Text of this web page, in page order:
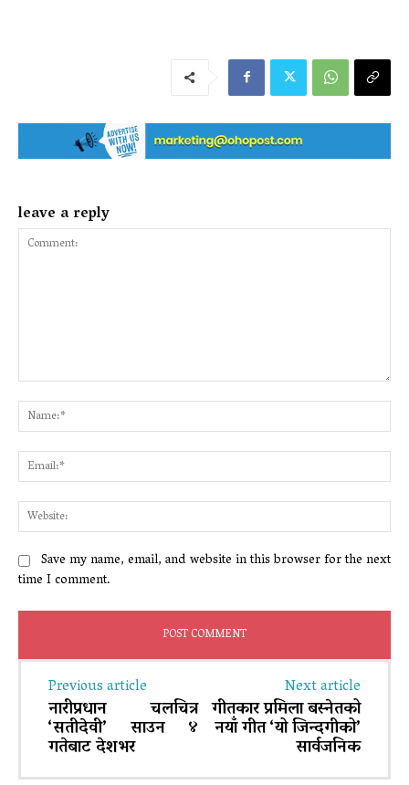
leave a reply
Save my name, email, and website in this browser for the next
time I comment.
Previous article
नारीप्रधान चलचित्र
‘सतीदेवी’ साउन ४
गतेबाट देशभर
Next article
गीतकार प्रमिला बस्नेतको
नयाँ गीत ‘यो जिन्दगीको’
सार्वजनिक